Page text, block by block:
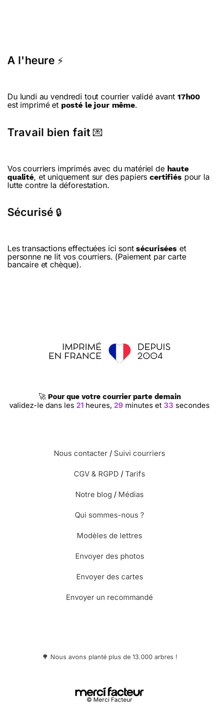
A l'heure ⚡
Du lundi au vendredi tout courrier validé avant 17h00
est imprimé et posté le jour même.
Travail bien fait 💌
Vos courriers imprimés avec du matériel de haute
qualité, et uniquement sur des papierscertifiés pour la
lutte contre la déforestation.
Sécurisé 🔒
Les transactions effectuées ici sontsécurisées et
personne ne lit vos courriers. (Paiement par carte
bancaire et chèque).
🚀 Pour que votre courrier parte demain
validez-le dans les 21 heures, 29 minutes et 33 secondes
Nous contacter / Suivi courriers
CGV & RGPD / Tarifs
Notre blog / Médias
Qui sommes-nous ?
Modèles de lettres
Envoyer des photos
Envoyer des cartes
Envoyer un recommandé
🌳 Nous avons planté plus de 13.000 arbres !
© Merci Facteur